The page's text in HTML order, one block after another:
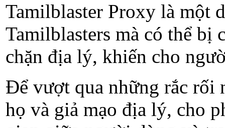
Tamilblaster Proxy là một
Tamilblasters mà có thể bị
chặn địa lý, khiến cho
Để vượt qua những rắc rối
họ và giả mạo địa lý, cho